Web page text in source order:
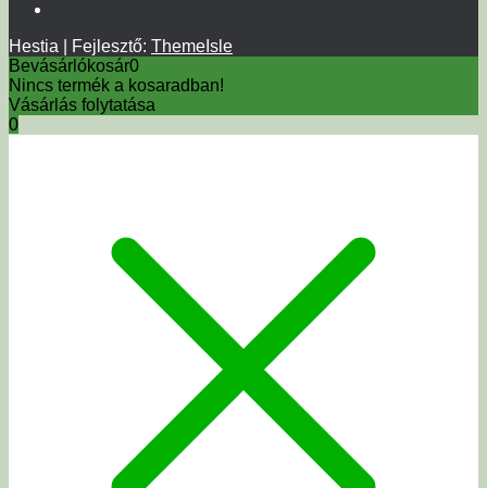
Hestia | Fejlesztő: ThemeIsle
Bevásárlókosár0
Nincs termék a kosaradban!
Vásárlás folytatása
0